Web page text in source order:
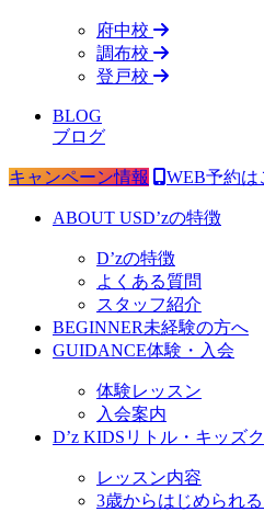
府中校
調布校
登戸校
BLOG
ブログ
キャンペーン情報 WEB予約は
ABOUT USD’zの特徴
D’zの特徴
よくある質問
スタッフ紹介
BEGINNER未経験の方へ
GUIDANCE体験・入会
体験レッスン
入会案内
D’z KIDS リトル・キッズ
レッスン内容
3歳からはじめられ